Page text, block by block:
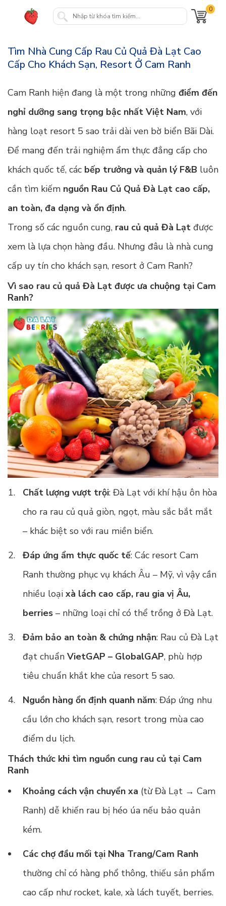
0
Tìm Nhà Cung Cấp Rau Củ Quả Đà Lạt Cao
Cấp Cho Khách Sạn, Resort Ở Cam Ranh
Cam Ranh hiện đang là một trong những điểm đến
nghỉ dưỡng sang trọng bậc nhất Việt Nam, với
hàng loạt resort 5 sao trải dài ven bờ biển Bãi Dài.
Để mang đến trải nghiệm ẩm thực đẳng cấp cho
khách quốc tế, các bếp trưởng và quản lý F&B luôn
cần tìm kiếm nguồn Rau Củ Quả Đà Lạt cao cấp,
an toàn, đa dạng và ổn định.
Trong số các nguồn cung, rau củ quả Đà Lạt được
xem là lựa chọn hàng đầu. Nhưng đâu là nhà cung
cấp uy tín cho khách sạn, resort ở Cam Ranh?
Vì sao rau củ quả Đà Lạt được ưa chuộng tại Cam
Ranh?
Chất lượng vượt trội: Đà Lạt với khí hậu ôn hòa
cho ra rau củ quả giòn, ngọt, màu sắc bắt mắt
– khác biệt so với rau miền biển.
Đáp ứng ẩm thực quốc tế: Các resort Cam
Ranh thường phục vụ khách Âu – Mỹ, vì vậy cần
nhiều loại xà lách cao cấp, rau gia vị Âu,
berries – những loại chỉ có thể trồng ở Đà Lạt.
Đảm bảo an toàn & chứng nhận: Rau củ Đà Lạt
đạt chuẩn VietGAP – GlobalGAP, phù hợp
tiêu chuẩn khắt khe của resort 5 sao.
Nguồn hàng ổn định quanh năm: Đáp ứng nhu
cầu lớn cho khách sạn, resort trong mùa cao
điểm du lịch.
Thách thức khi tìm nguồn cung rau củ tại Cam
Ranh
Khoảng cách vận chuyển xa (từ Đà Lạt → Cam
Ranh) dễ khiến rau bị héo úa nếu bảo quản
kém.
Các chợ đầu mối tại Nha Trang/Cam Ranh
thường chỉ có hàng phổ thông, thiếu sản phẩm
cao cấp như rocket, kale, xà lách tuyết, berries.